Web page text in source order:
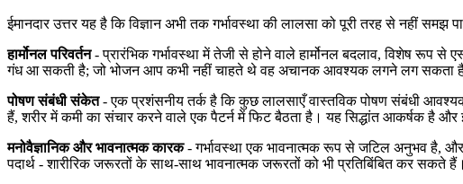
ईमानदार उत्तर यह है कि विज्ञान अभी तक गर्भावस्था की लालसा को पूरी तरह से नहीं समझ
हार्मोनल परिवर्तन- प्रारंभिक गर्भावस्था में तेजी से होने वाले हार्मोनल बदलाव, विशेष रूप
गंध आ सकती है; जो भोजन आप कभी नहीं चाहते थे वह अचानक आवश्यक लगने लग सकता है।
पोषण संबंधी संकेत- एक प्रशंसनीय तर्क है कि कुछ लालसाएँ वास्तविक पोषण संबंधी
हैं, शरीर में कमी का संचार करने वाले एक पैटर्न में फिट बैठता है। यह सिद्धांत आकर्षक है
मनोवैज्ञानिक और भावनात्मक कारक- गर्भावस्था एक भावनात्मक रूप से जटिल अनुभव है,
पदार्थ - शारीरिक जरूरतों के साथ-साथ भावनात्मक जरूरतों को भी प्रतिबिंबित कर सकते हैं।